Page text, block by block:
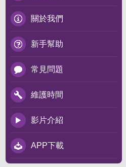
關於我們
新手幫助
常見問題
維護時間
影片介紹
APP下載